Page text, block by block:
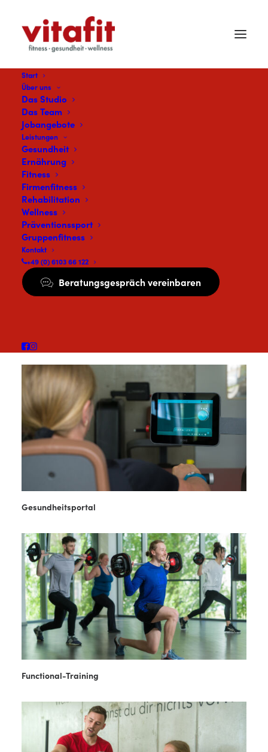
Start
Über uns
Das Studio
Das Team
Jobangebote
Leistungen
Gesundheit
Ernährung
Fitness
Firmenfitness
Rehabilitation
Wellness
Präventionssport
Gruppenfitness
Kontakt
+49 (0) 6103 66 122
Beratungsgespräch vereinbaren
Basisleistung
Gesundheitsportal
Functional-Training